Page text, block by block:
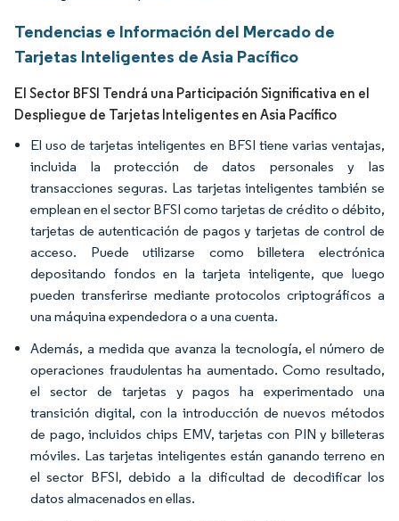
Tendencias e Información del Mercado de
Tarjetas Inteligentes de Asia Pacífico
El Sector BFSI Tendrá una Participación Significativa en el
Despliegue de Tarjetas Inteligentes en Asia Pacífico
El uso de tarjetas inteligentes en BFSI tiene varias ventajas,
incluida la protección de datos personales y las
transacciones seguras. Las tarjetas inteligentes también se
emplean en el sector BFSI como tarjetas de crédito o débito,
tarjetas de autenticación de pagos y tarjetas de control de
acceso. Puede utilizarse como billetera electrónica
depositando fondos en la tarjeta inteligente, que luego
pueden transferirse mediante protocolos criptográficos a
una máquina expendedora o a una cuenta.
Además, a medida que avanza la tecnología, el número de
operaciones fraudulentas ha aumentado. Como resultado,
el sector de tarjetas y pagos ha experimentado una
transición digital, con la introducción de nuevos métodos
de pago, incluidos chips EMV, tarjetas con PIN y billeteras
móviles. Las tarjetas inteligentes están ganando terreno en
el sector BFSI, debido a la dificultad de decodificar los
datos almacenados en ellas.